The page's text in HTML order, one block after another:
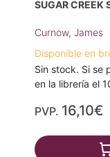
SUGAR CREEK
Curnow, James
Disponible en
Sin stock. Si se
en la librería el
PVP. 16,10€